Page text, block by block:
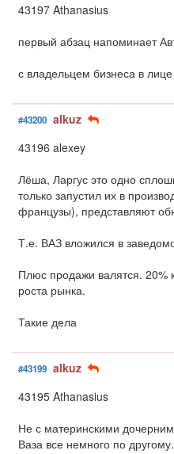
43197 Athanasius
первый абзац напоминает
с владельцем бизнеса в лице
#43200 alkuz
43196 alexey
Лёша, Ларгус это одно
только запустил их в
французы), представляют
Т.е. ВАЗ вложился в
Плюс продажи валятся. 20%
роста рынка.
Такие дела
#43199 alkuz
43195 Athanasius
Не с материнскими
Ваза все немного по другому.